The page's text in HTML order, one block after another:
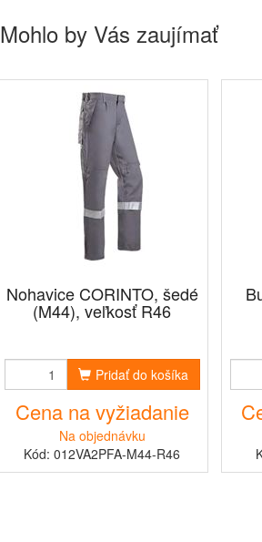
Mohlo by Vás zaujímať
Nohavice CORINTO, šedé
(M44), veľkosť R46
Pridať do košíka
Cena na vyžiadanie
Na objednávku
Kód: 012VA2PFA-M44-R46